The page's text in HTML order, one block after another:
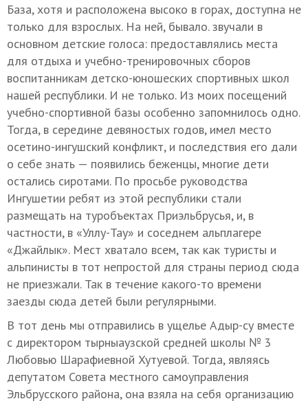
База, хотя и расположена высоко в горах, доступна не
только для взрослых. На ней, бывало. звучали в
основном детские голоса: предоставлялись места
для отдыха и учебно-тренировочных сборов
воспитанникам детско-юношеских спортивных школ
нашей республики. И не только. Из моих посещений
учебно-спортивной базы особенно запомнилось одно.
Тогда, в середине девяностых годов, имел место
осетино-ингушский конфликт, и последствия его дали
о себе знать — появились беженцы, многие дети
остались сиротами. По просьбе руководства
Ингушетии ребят из этой республики стали
размещать на туробъектах Приэльбрусья, и, в
частности, в «Уллу-Тау» и соседнем альплагере
«Джайлык». Мест хватало всем, так как туристы и
альпинисты в тот непростой для страны период сюда
не приезжали. Так в течение какого-то времени
заезды сюда детей были регулярными.
В тот день мы отправились в ущелье Адыр-су вместе
с директором тырныаузской средней школы № 3
Любовью Шарафиевной Хутуевой. Тогда, являясь
депутатом Совета местного самоуправления
Эльбрусского района, она взяла на себя организацию